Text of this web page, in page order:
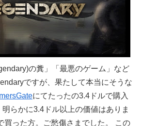
の糞」「最悪のゲーム」など
ですが、果たして本当にそうな
にてたったの3.4ドルで購入
らかに3.4ドル以上の価値はありま
買った方。ご愁傷さまでした。 この